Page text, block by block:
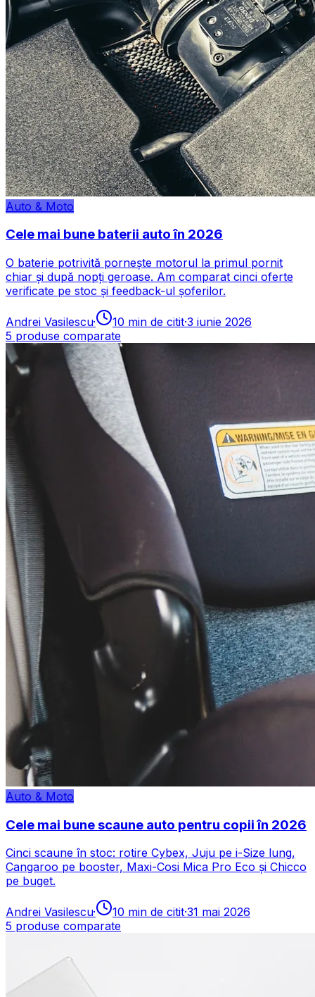
Auto & Moto
Cele mai bune baterii auto în 2026
O baterie potrivită pornește motorul la primul pornit
chiar și după nopți geroase. Am comparat cinci oferte
verificate pe stoc și feedback-ul șoferilor.
Andrei Vasilescu· 10 min de citit·3 iunie 2026
5 produse comparate
Auto & Moto
Cele mai bune scaune auto pentru copii în 2026
Cinci scaune în stoc: rotire Cybex, Juju pe i-Size lung,
Cangaroo pe booster, Maxi-Cosi Mica Pro Eco și Chicco
pe buget.
Andrei Vasilescu· 10 min de citit·31 mai 2026
5 produse comparate